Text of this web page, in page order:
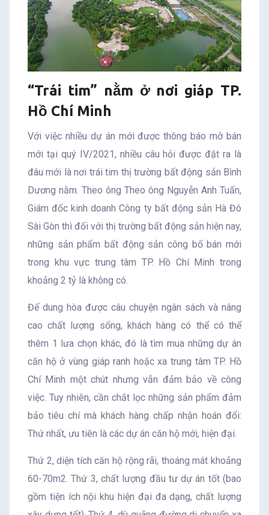
“Trái tim” nằm ở nơi giáp TP.
Hồ Chí Minh
Với việc nhiều dự án mới được thông báo mở bán
mới tại quý IV/2021, nhiều câu hỏi được đặt ra là
đâu mới là nơi trái tim thị trường bất động sản Bình
Dương nằm. Theo ông Theo ông Nguyễn Anh Tuấn,
Giám đốc kinh doanh Công ty bất động sản Hà Đô
Sài Gòn thì đối với thị trường bất động sản hiện nay,
những sản phẩm bất động sản công bố bán mới
trong khu vực trung tâm TP. Hồ Chí Minh trong
khoảng 2 tỷ là không có.
Để dung hòa được câu chuyện ngân sách và nâng
cao chất lượng sống, khách hàng có thể có thể
thêm 1 lưa chọn khác, đó là tìm mua những dự án
căn hộ ở vùng giáp ranh hoặc xa trung tâm TP. Hồ
Chí Minh một chút nhưng vẫn đảm bảo về công
việc. Tuy nhiên, cần chắt lọc những sản phẩm đảm
bảo tiêu chí mà khách hàng chấp nhận hoán đổi:
Thứ nhất, ưu tiên là các dự án căn hộ mới, hiện đại.
Thứ 2, diện tích căn hộ rộng rãi, thoáng mát khoảng
60-70m2. Thứ 3, chất lượng đầu tư dự án tốt (bao
gồm tiện ích nội khu hiện đại đa dạng, chất lượng